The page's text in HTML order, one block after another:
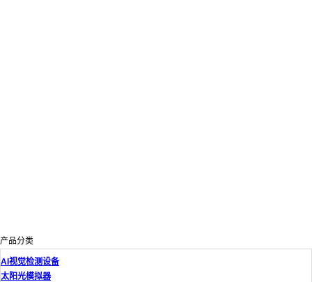
产品分类
AI视觉检测设备
太阳光模拟器